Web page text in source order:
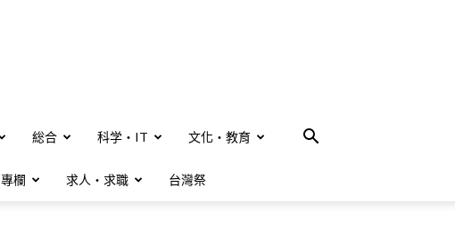
総合 科学・IT 文化・教育
專欄 求人・求職 台灣祭